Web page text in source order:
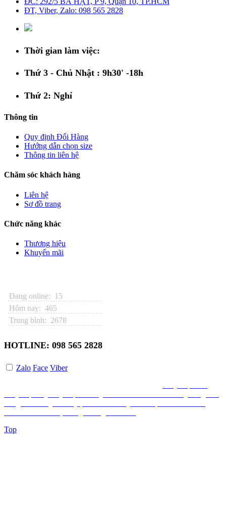
ĐT, Viber, Zalo: 098 565 2828
Thời gian làm việc:
Thứ 3 - Chủ Nhật : 9h30' -18h
Thứ 2: Nghỉ
Thông tin
Quy định Đổi Hàng
Hướng dẫn chọn size
Thông tin liên hệ
Chăm sóc khách hàng
Liên hệ
Sơ đồ trang
Chức năng khác
Thương hiệu
Khuyến mãi
Đang online: 15
Hôm nay: 465
Trung bình: 2678
HOTLINE: 098 565 2828
Zalo Face Viber
Top